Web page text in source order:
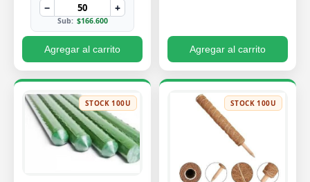
− +
Sub: $166.600
Agregar al carrito Agregar al carrito
STOCK 100U STOCK 100U